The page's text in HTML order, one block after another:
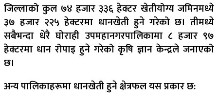
जिल्लाको कुल ७४ हजार ३३६ हेक्टर खेतीयोग्य जमिनमध्ये
३७ हजार २२५ हेक्टरमा धानखेती हुने गरेको छ। तीमध्ये
सबैभन्दा धेरै घोराही उपमहानगरपालिकामा ८ हजार ९७
हेक्टरमा धान रोपाइ हुने गरेको कृषि ज्ञान केन्द्रले जनाएको
छ।
अन्य पालिकाहरूमा धानखेती हुने क्षेत्रफल यस प्रकार छ: